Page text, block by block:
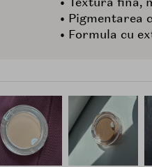
• Pigmentarea
• Formula cu